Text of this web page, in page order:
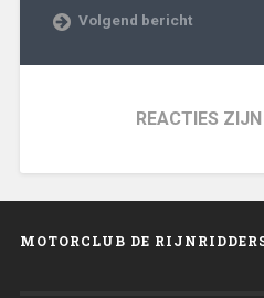
Volgend bericht
REACTIES
MOTORCLUB DE